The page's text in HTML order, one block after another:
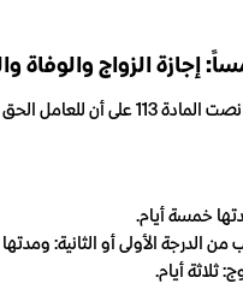
إجازة الزواج والوفاة
نصت المادة 113 على أن للعامل الحق في:
خمسة أيام.
من الدرجة الأولى أو الثانية:
ثلاثة أيام.